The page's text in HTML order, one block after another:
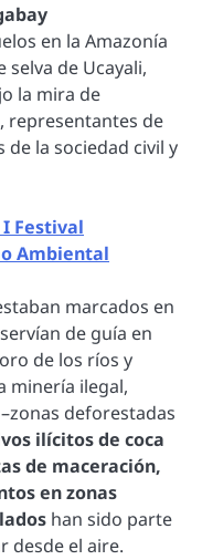
en la Amazonía
de Ucayali,
la mira de
representantes de
la sociedad civil y
I Festival
Ambiental
marcados en
de guía en
de los ríos y
minería ilegal,
deforestadas
ilícitos de coca
de maceración,
en zonas
han sido parte
desde el aire.